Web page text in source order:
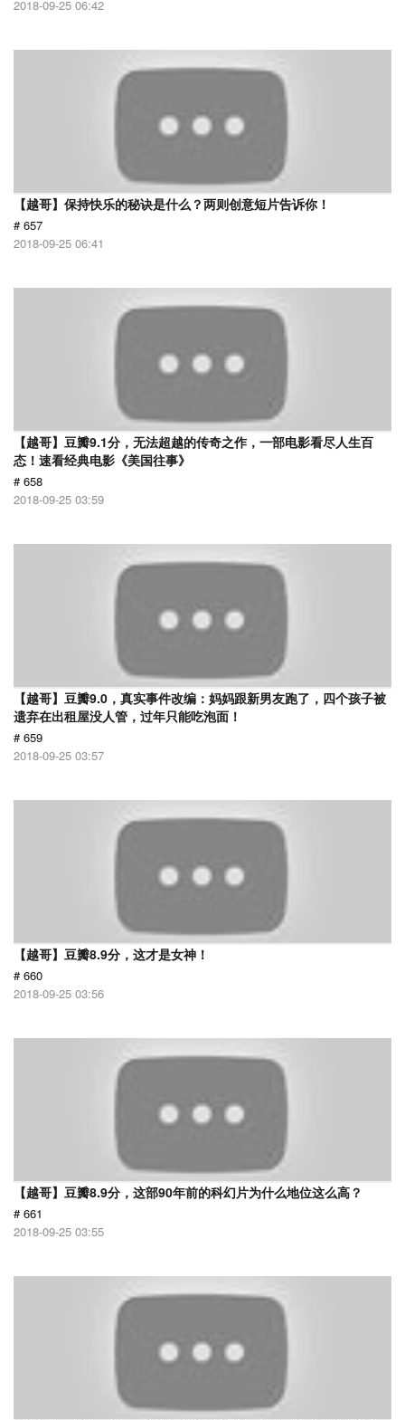
2018-09-25 06:42
【越哥】保持快乐的秘诀是什么？两则创意短片告诉你！
# 657
2018-09-25 06:41
【越哥】豆瓣9.1分，无法超越的传奇之作，一部电影看尽人生百
态！速看经典电影《美国往事》
# 658
2018-09-25 03:59
【越哥】豆瓣9.0，真实事件改编：妈妈跟新男友跑了，四个孩子被
遗弃在出租屋没人管，过年只能吃泡面！
# 659
2018-09-25 03:57
【越哥】豆瓣8.9分，这才是女神！
# 660
2018-09-25 03:56
【越哥】豆瓣8.9分，这部90年前的科幻片为什么地位这么高？
# 661
2018-09-25 03:55